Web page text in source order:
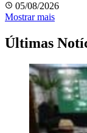
05/08/2026
Mostrar mais
Últimas